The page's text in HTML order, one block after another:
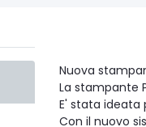
Nuova
La stampante
E' stata
Con il nuovo